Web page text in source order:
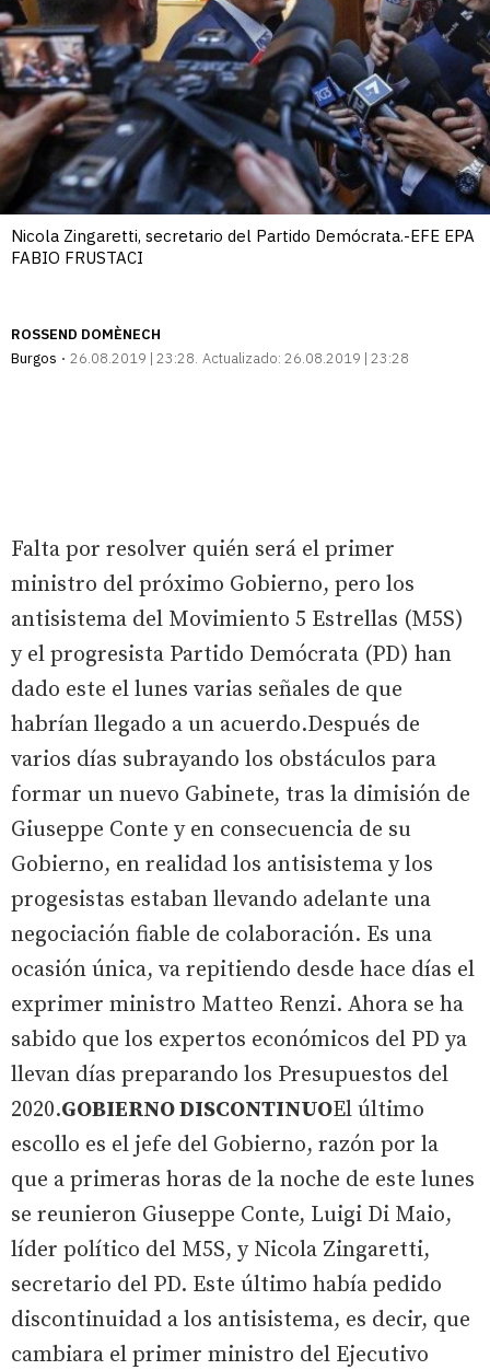
Nicola Zingaretti, secretario del Partido Demócrata.-EFE EPA
FABIO FRUSTACI
ROSSEND DOMÈNECH
Burgos
26.08.2019 | 23:28 Actualizado: 26.08.2019 | 23:28
Falta por resolver quién será el primer
ministro del próximo Gobierno, pero los
antisistema del Movimiento 5 Estrellas (M5S)
y el progresista Partido Demócrata (PD) han
dado este el lunes varias señales de que
habrían llegado a un acuerdo.Después de
varios días subrayando los obstáculos para
formar un nuevo Gabinete, tras la dimisión de
Giuseppe Conte y en consecuencia de su
Gobierno, en realidad los antisistema y los
progesistas estaban llevando adelante una
negociación fiable de colaboración. Es una
ocasión única, va repitiendo desde hace días el
exprimer ministro Matteo Renzi. Ahora se ha
sabido que los expertos económicos del PD ya
llevan días preparando los Presupuestos del
2020.GOBIERNO DISCONTINUOEl último
escollo es el jefe del Gobierno, razón por la
que a primeras horas de la noche de este lunes
se reunieron Giuseppe Conte, Luigi Di Maio,
líder político del M5S, y Nicola Zingaretti,
secretario del PD. Este último había pedido
discontinuidad a los antisistema, es decir, que
cambiara el primer ministro del Ejecutivo